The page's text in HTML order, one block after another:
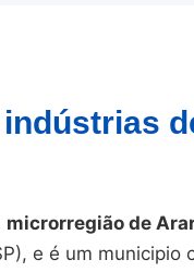
microrregião de
e é um municipio